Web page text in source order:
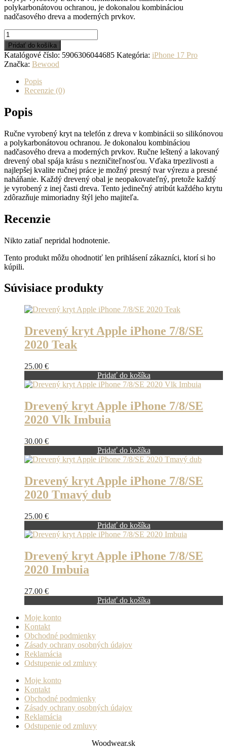
polykarbonátovou ochranou, je dokonalou kombináciou
nadčasového dreva a moderných prvkov.
množstvo
Drevený
kryt
na
iPhone
Cestovateľ
MERBAU
Pridať do košíka
Katalógové číslo: 5906306044685 Kategória: iPhone 17 Pro
Značka: Bewood
Popis
Recenzie (0)
Popis
Ručne vyrobený kryt na telefón z dreva v kombinácii so silikónovou
a polykarbonátovou ochranou. Je dokonalou kombináciou
nadčasového dreva a moderných prvkov. Ručne leštený a lakovaný
drevený obal spája krásu s nezničiteľnosťou. Vďaka trpezlivosti a
najlepšej kvalite ručnej práce je možný presný tvar výrezu a presné
naháňanie. Každý drevený obal je neopakovateľný, pretože každý
je vyrobený z inej časti dreva. Tento jedinečný atribút každého krytu
zdôrazňuje mimoriadny štýl jeho majiteľa.
Recenzie
Nikto zatiaľ nepridal hodnotenie.
Tento produkt môžu ohodnotiť len prihlásení zákazníci, ktorí si ho
kúpili.
Súvisiace produkty
Drevený kryt Apple iPhone 7/8/SE
2020 Teak
25.00 €
Pridať do košíka
Drevený kryt Apple iPhone 7/8/SE
2020 Vlk Imbuia
30.00 €
Pridať do košíka
Drevený kryt Apple iPhone 7/8/SE
2020 Tmavý dub
25.00 €
Pridať do košíka
Drevený kryt Apple iPhone 7/8/SE
2020 Imbuia
27.00 €
Pridať do košíka
Moje konto
Kontakt
Obchodné podmienky
Zásady ochrany osobných údajov
Reklamácia
Odstupenie od zmluvy
Moje konto
Kontakt
Obchodné podmienky
Zásady ochrany osobných údajov
Reklamácia
Odstupenie od zmluvy
Woodwear.sk